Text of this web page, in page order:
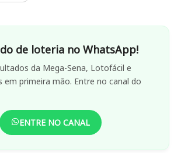
de loteria no WhatsApp!
da Mega-Sena, Lotofácil e
em primeira mão. Entre no canal do
ENTRE NO CANAL